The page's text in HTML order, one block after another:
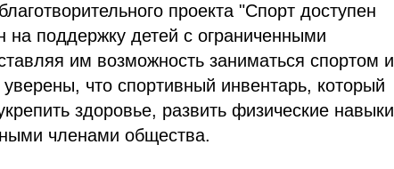
проекта "Спорт доступен
на поддержку детей с ограниченными
им возможность заниматься спортом и
что спортивный инвентарь, который
здоровье, развить физические навыки
членами общества.